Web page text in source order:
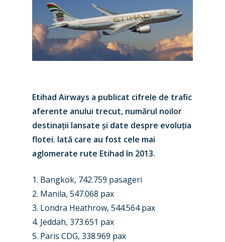
Etihad Airways a publicat cifrele de trafic
aferente anului trecut, numărul noilor
destinații lansate și date despre evoluția
flotei. Iată care au fost cele mai
aglomerate rute Etihad în 2013.
1. Bangkok, 742.759 pasageri
2. Manila, 547.068 pax
3. Londra Heathrow, 544.564 pax
4. Jeddah, 373.651 pax
5. Paris CDG, 338.969 pax